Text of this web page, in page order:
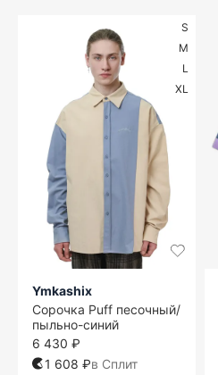
S
M
L
XL
Ymkashix
Сорочка Puff песочный/
пыльно-синий
6 430 ₽
1 608 ₽в Сплит